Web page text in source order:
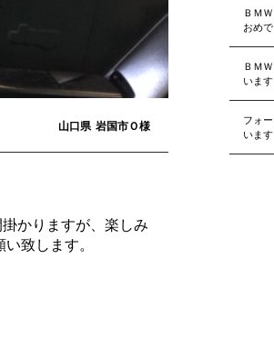
山口県 岩国市Ｏ様
かりますが、楽しみ
致します。
ＢＭ
おめ
ＢＭ
います
フォ
います